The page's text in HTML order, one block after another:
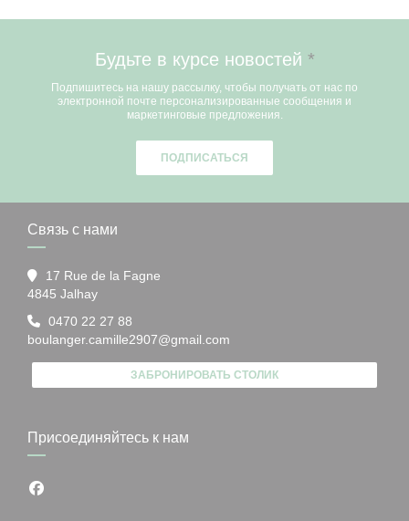
Будьте в курсе новостей *
Подпишитесь на нашу рассылку, чтобы получать от нас по
электронной почте персонализированные сообщения и
маркетинговые предложения.
ПОДПИСАТЬСЯ
Связь с нами
17 Rue de la Fagne
4845 Jalhay((открывается в новом окне))
0470 22 27 88
boulanger.camille2907@gmail.com
ЗАБРОНИРОВАТЬ СТОЛИК
Присоединяйтесь к нам
Facebook ((открывается в новом окне))